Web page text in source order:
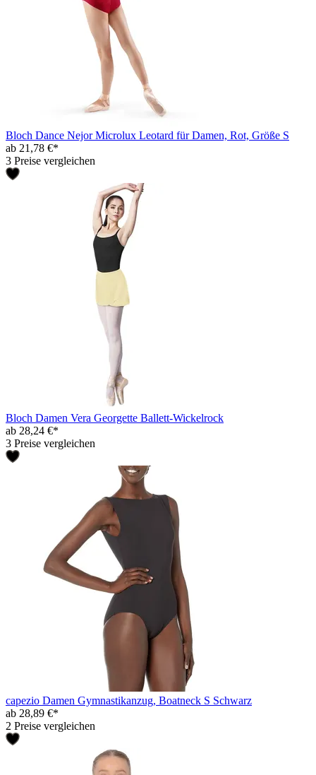
Bloch Dance Nejor Microlux Leotard für Damen, Rot, Größe S
ab 21,78 €*
3 Preise vergleichen
Bloch Damen Vera Georgette Ballett-Wickelrock
ab 28,24 €*
3 Preise vergleichen
capezio Damen Gymnastikanzug, Boatneck S Schwarz
ab 28,89 €*
2 Preise vergleichen